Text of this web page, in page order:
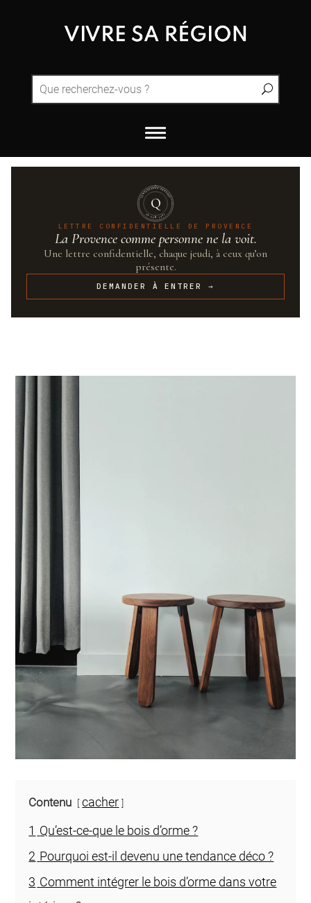
QUINTESSENCE·PROVENCE
UN·SUR·CENT
Q
LETTRE CONFIDENTIELLE DE PROVENCE
La Provence comme personne ne la voit.
Une lettre confidentielle, chaque jeudi, à ceux qu’on
présente.
DEMANDER À ENTRER →
Contenu
cacher
1 Qu’est-ce-que le bois d’orme ?
2 Pourquoi est-il devenu une tendance déco ?
3 Comment intégrer le bois d’orme dans votre